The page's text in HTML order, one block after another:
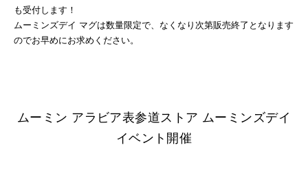
も受付します！
ムーミンズデイ マグは数量限定で、なくなり次第販売終了となります
のでお早めにお求めください。
ムーミン アラビア表参道ストア ムーミンズデイ
イベント開催